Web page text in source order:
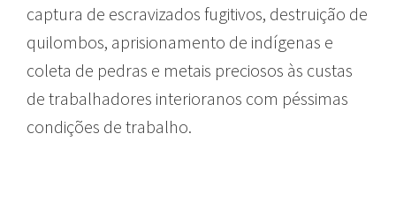
captura de escravizados fugitivos, destruição de
quilombos, aprisionamento de indígenas e
coleta de pedras e metais preciosos às custas
de trabalhadores interioranos com péssimas
condições de trabalho.